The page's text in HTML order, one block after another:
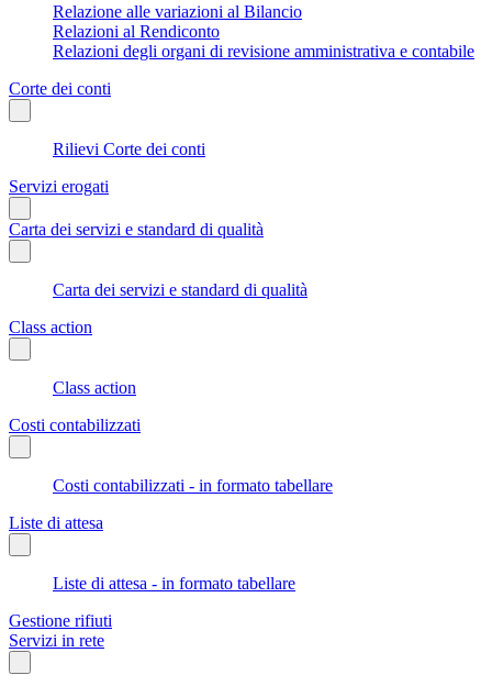
Relazione alle variazioni al Bilancio
Relazioni al Rendiconto
Relazioni degli organi di revisione amministrativa e contabile
Corte dei conti
Rilievi Corte dei conti
Servizi erogati
Carta dei servizi e standard di qualità
Carta dei servizi e standard di qualità
Class action
Class action
Costi contabilizzati
Costi contabilizzati - in formato tabellare
Liste di attesa
Liste di attesa - in formato tabellare
Gestione rifiuti
Servizi in rete